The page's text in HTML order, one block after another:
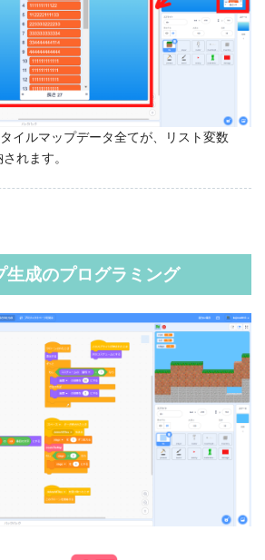
イルマップデータ全てが、リスト変数
れます。
生成のプログラミング